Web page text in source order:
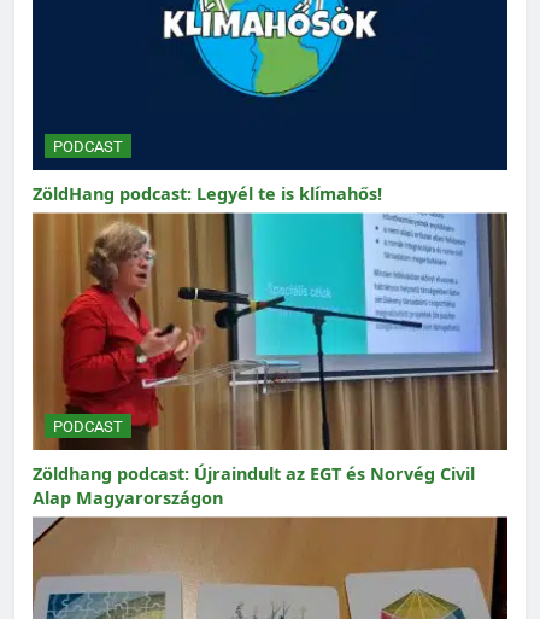
PODCAST
ZöldHang podcast: Legyél te is klímahős!
PODCAST
Zöldhang podcast: Újraindult az EGT és Norvég Civil
Alap Magyarországon